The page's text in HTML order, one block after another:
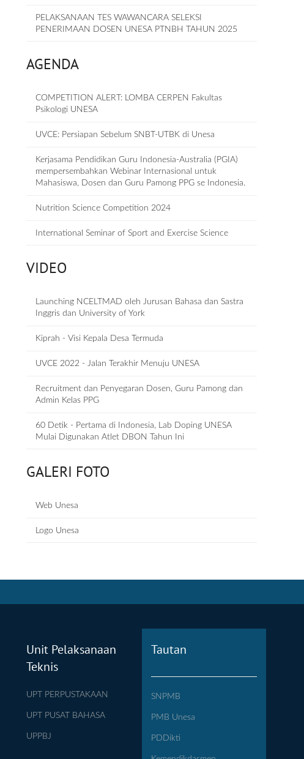
PELAKSANAAN TES WAWANCARA SELEKSI
PENERIMAAN DOSEN UNESA PTNBH TAHUN 2025
AGENDA
COMPETITION ALERT: LOMBA CERPEN Fakultas
Psikologi UNESA
UVCE: Persiapan Sebelum SNBT-UTBK di Unesa
Kerjasama Pendidikan Guru Indonesia-Australia (PGIA)
mempersembahkan Webinar Internasional untuk
Mahasiswa, Dosen dan Guru Pamong PPG se Indonesia.
Nutrition Science Competition 2024
International Seminar of Sport and Exercise Science
VIDEO
Launching NCELTMAD oleh Jurusan Bahasa dan Sastra
Inggris dan University of York
Kiprah - Visi Kepala Desa Termuda
UVCE 2022 - Jalan Terakhir Menuju UNESA
Recruitment dan Penyegaran Dosen, Guru Pamong dan
Admin Kelas PPG
60 Detik - Pertama di Indonesia, Lab Doping UNESA
Mulai Digunakan Atlet DBON Tahun Ini
GALERI FOTO
Web Unesa
Logo Unesa
Unit Pelaksanaan
Teknis
UPT PERPUSTAKAAN
UPT PUSAT BAHASA
UPPBJ
Tautan
SNPMB
PMB Unesa
PDDikti